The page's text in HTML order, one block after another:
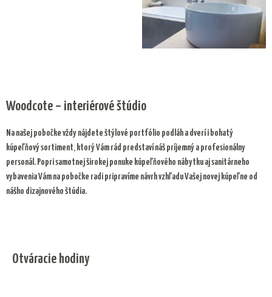
Woodcote – interiérové štúdio
Na našej pobočke vždy nájdete štýlové portfólio podláh a dverí i bohatý
kúpeľňový sortiment, ktorý Vám rád predstaví náš príjemný a profesionálny
personál. Popri samotnej širokej ponuke kúpeľňového nábytku aj sanitárneho
vybavenia Vám na pobočke radi pripravíme návrh vzhľadu Vašej novej kúpeľne od
nášho dizajnového štúdia.
Otváracie hodiny